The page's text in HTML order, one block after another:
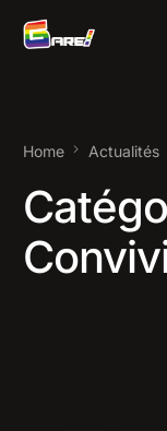
Home Actualités